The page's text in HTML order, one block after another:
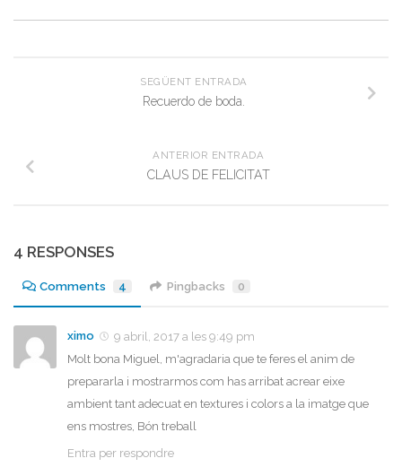
SEGÜENT ENTRADA
Recuerdo de boda.
ANTERIOR ENTRADA
CLAUS DE FELICITAT
4 RESPONSES
Comments 4 Pingbacks 0
ximo
9 abril, 2017 a les 9:49 pm
Molt bona Miguel, m'agradaria que te feres el anim de
prepararla i mostrarmos com has arribat acrear eixe
ambient tant adecuat en textures i colors a la imatge que
ens mostres, Bón treball
Entra per respondre